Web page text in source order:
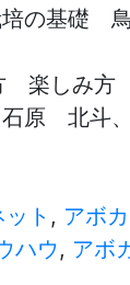
培の基
楽しみ方
原 北斗
ト , アボ
ハウ , アボ